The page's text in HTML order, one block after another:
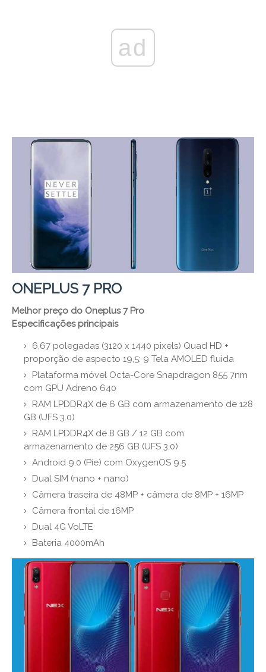
ad
ONEPLUS 7 PRO
Melhor preço do Oneplus 7 Pro
Especificações principais
6,67 polegadas (3120 x 1440 pixels) Quad HD +
proporção de aspecto 19,5: 9 Tela AMOLED fluida
Plataforma móvel Octa-Core Snapdragon 855 7nm
com GPU Adreno 640
RAM LPDDR4X de 6 GB com armazenamento de 128
GB (UFS 3.0)
RAM LPDDR4X de 8 GB / 12 GB com
armazenamento de 256 GB (UFS 3.0)
Android 9.0 (Pie) com OxygenOS 9.5
Dual SIM (nano + nano)
Câmera traseira de 48MP + câmera de 8MP + 16MP
Câmera frontal de 16MP
Dual 4G VoLTE
Bateria 4000mAh